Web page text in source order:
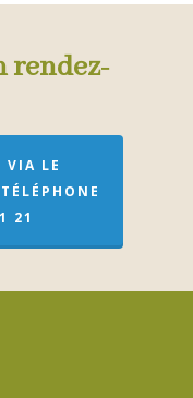
rendez-
VIA LE
21